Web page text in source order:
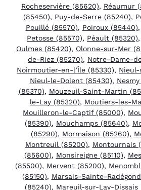
Rocheservière (85620), Réaumur
(85450), Puy-de-Serre (85240),
Pouillé (85570), Poiroux (85440),
Petosse (85570), Péault (85320),
Oulmes (85420), Olonne-sur-Mer
de-Riez (85270), Notre-Dame-
Noirmoutier-en-l’Île (85330), Nieul-
Nieul-le-Dolent (85430),
(85370), Mouzeuil-Saint-Martin
le-Lay (85320), Moutiers-les-
Mouilleron-le-Captif (85000),
(85390), Mouchamps (85640),
(85290), Mormaison (85260),
Montreuil (85200), Montournais
(85600), Monsireigne (85110),
(85500), Mervent (85200),
(85150), Marsais-Sainte-
(85240), Mareuil-sur-Lay-Dissais